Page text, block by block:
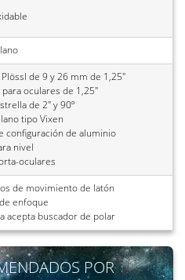
de 9 y 26 mm de 1,25"
oculares de 1,25"
de 2" y 90º
tipo Vixen
configuración de aluminio
nivel
oculares
de movimiento de latón
enfoque
acepta buscador de polar
POR